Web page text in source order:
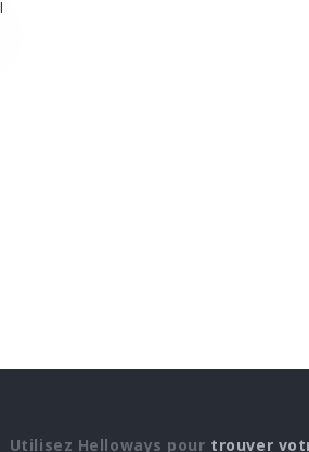
Utilisez Helloways pour trouver